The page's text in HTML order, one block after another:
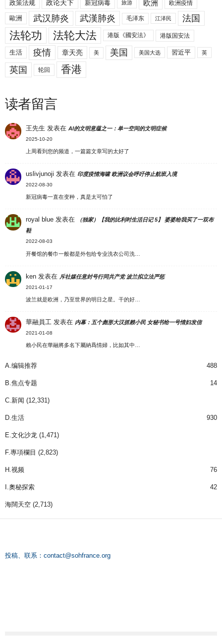
政策法规 政论天下 新冠病毒 旅游 欧洲 欧洲疫情
歐洲 武汉肺炎 武漢肺炎 毛泽东 江泽民 法国
法轮功 法轮大法 港版《國安法》 港版国安法
生活 疫情 章天亮 美 美国 美国大选 習近平 英
英国 轮回 香港
读者留言
王先生 发表在AI的文明意蕴之一：单一空间的文明症候
2025-10-20
上周看到您的频道，一篇篇文章写的太好了
uslivjunoji 发表在 印度疫情海啸 欧洲议会呼吁停止航班入境
2022-08-30
新冠病毒一直在变种，真是太可怕了
royal blue 发表在
（独家）【我的比利时生活日记 5】 婆婆给我买了一双布
鞋
2022-08-03
开餐馆的餐巾一般都是外包给专业洗衣公司洗…
ken 发表在 斥社媒任意封号行同共产党 波兰拟立法严惩
2021-01-17
波兰就是欧洲，乃至世界的明日之星。干的好…
華融員工 发表在 内幕：五个彪形大汉抓赖小民 女秘书给一号情妇发信
2021-01-08
賴小民在華融將多名下屬納爲情婦，比如其中…
A.编辑推荐 488
B.焦点专题 14
C.新闻 (12,331)
D.生活 930
E.文化沙龙 (1,471)
F.專項欄目 (2,823)
H.视频 76
I.奧秘探索 42
海闊天空 (2,713)
投稿、联系： contact@sohfrance.org